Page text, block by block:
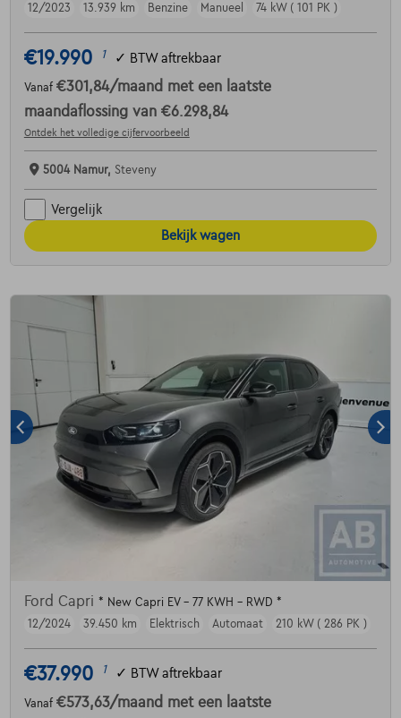
12/2023 13.939 km Benzine Manueel 74 kW ( 101 PK )
€19.990 1 ✓ BTW aftrekbaar
Vanaf €301,84/maand met een laatste
maandaflossing van €6.298,84
Ontdek het volledige cijfervoorbeeld
5004 Namur, Steveny
Vergelijk
Bekijk wagen
Ford Capri * New Capri EV - 77 KWH - RWD *
12/2024
39.450 km Elektrisch Automaat 210 kW ( 286 PK )
€37.990 1 ✓ BTW aftrekbaar
Vanaf €573,63/maand met een laatste